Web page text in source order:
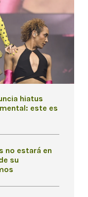
hiatus
este es
no estará en
su